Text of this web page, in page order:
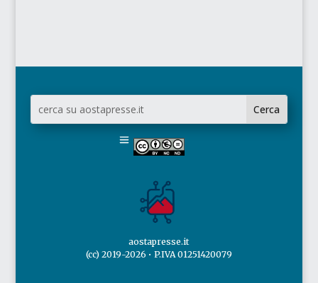
aostapresse.it
(cc) 2019-2026 • P.IVA 01251420079